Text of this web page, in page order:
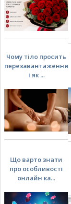
Чому тіло просить
перезавантаження
і як ...
Що варто знати
про особливості
онлайн ка...